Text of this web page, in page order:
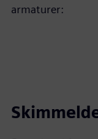
armaturer: